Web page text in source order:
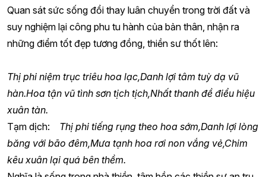
Quan sát sức sống đổi thay luân chuyển trong trời đất và
suy nghiệm lại công phu tu hành của bản thân, nhận ra
những điểm tốt đẹp tương đồng, thiền sư thốt lên:
Thị phi niệm trục triêu hoa lạc,Danh lợi tâm tuỳ dạ vũ
hàn.Hoa tận vũ tình sơn tịch tịch,Nhất thanh đề điểu hiệu
xuân tàn.
Tạm dịch: Thị phi tiếng rụng theo hoa sớm,Danh lợi lòng
băng với bão đêm,Mưa tạnh hoa rơi non vắng vẻ,Chim
kêu xuân lại quá bên thềm.